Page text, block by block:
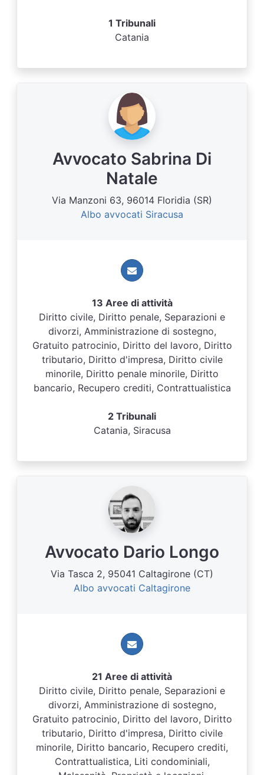
1 Tribunali
Catania
Avvocato Sabrina Di
Natale
Via Manzoni 63, 96014 Floridia (SR)
Albo avvocati Siracusa
13 Aree di attività
Diritto civile, Diritto penale, Separazioni e
divorzi, Amministrazione di sostegno,
Gratuito patrocinio, Diritto del lavoro, Diritto
tributario, Diritto d'impresa, Diritto civile
minorile, Diritto penale minorile, Diritto
bancario, Recupero crediti, Contrattualistica
2 Tribunali
Catania, Siracusa
Avvocato Dario Longo
Via Tasca 2, 95041 Caltagirone (CT)
Albo avvocati Caltagirone
21 Aree di attività
Diritto civile, Diritto penale, Separazioni e
divorzi, Amministrazione di sostegno,
Gratuito patrocinio, Diritto del lavoro, Diritto
tributario, Diritto d'impresa, Diritto civile
minorile, Diritto bancario, Recupero crediti,
Contrattualistica, Liti condominiali,